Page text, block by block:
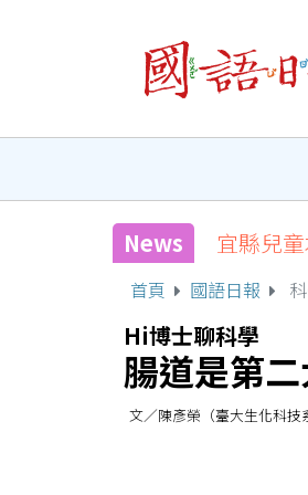
News 宜縣兒
首頁 國語日報
Hi博士聊科學
腸道是第
文／陳彥榮（臺大生化科